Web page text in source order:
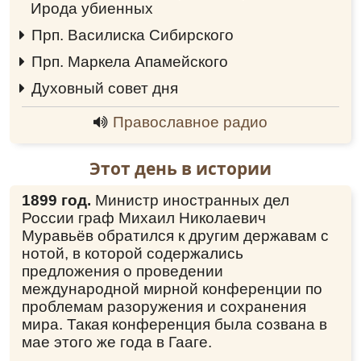
торжествует обитель Пресвятой Троицы,
ибо в ней в молитве и посте пребывая,
монашествующим и верующим людям ты
стал великим наставником и быстрым
помощником, и избранником удивительным
Царицы Небесной, как звезда лучезарная в
стране Российской, преподобный отче наш
глас 4
Ми́р оста́вив, чистоту́ а́нгельскую стяжа́в/ и
ми́рови любо́вию послужи́в,/ о́тче на́ш
Лавре́нтие,/ по́мощь благода́тную с ве́рою
приходя́щим оби́льно явля́я:/ те́мже и в
преми́рная селе́ния досто́йно всели́вся,/
те́лом нетле́нным с на́ми пребыва́еши,/
утвержда́я на́с в правосла́вней ве́ре отце́в
на́ших,/ душе́ю светоза́рною Пода́телю ми́ра
мо́лишися// дарова́ти на́м ми́р и ве́лию
ми́лость.
Ирода убиенных
0:00
Прп. Василиска Сибирского
0:00
Прп. Маркела Апамейского
0:00
Духовный совет дня
0:00
Православное радио
Этот день в истории
1899 год. Министр иностранных дел
России граф Михаил Николаевич
Муравьёв обратился к другим державам с
нотой, в которой содержались
предложения о проведении
международной мирной конференции по
проблемам разоружения и сохранения
мира. Такая конференция была созвана в
мае этого же года в Гааге.